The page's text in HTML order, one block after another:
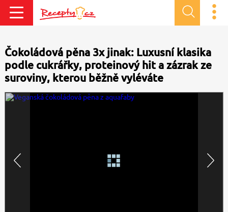
Čokoládová pěna 3x jinak: Luxusní klasika
podle cukrářky, proteinový hit a zázrak ze
suroviny, kterou běžně vyléváte